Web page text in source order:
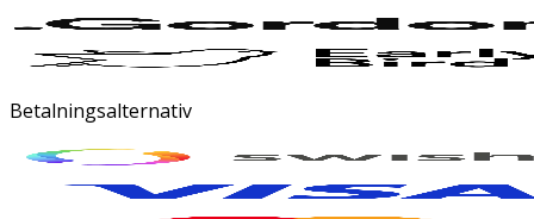
Betalningsalternativ